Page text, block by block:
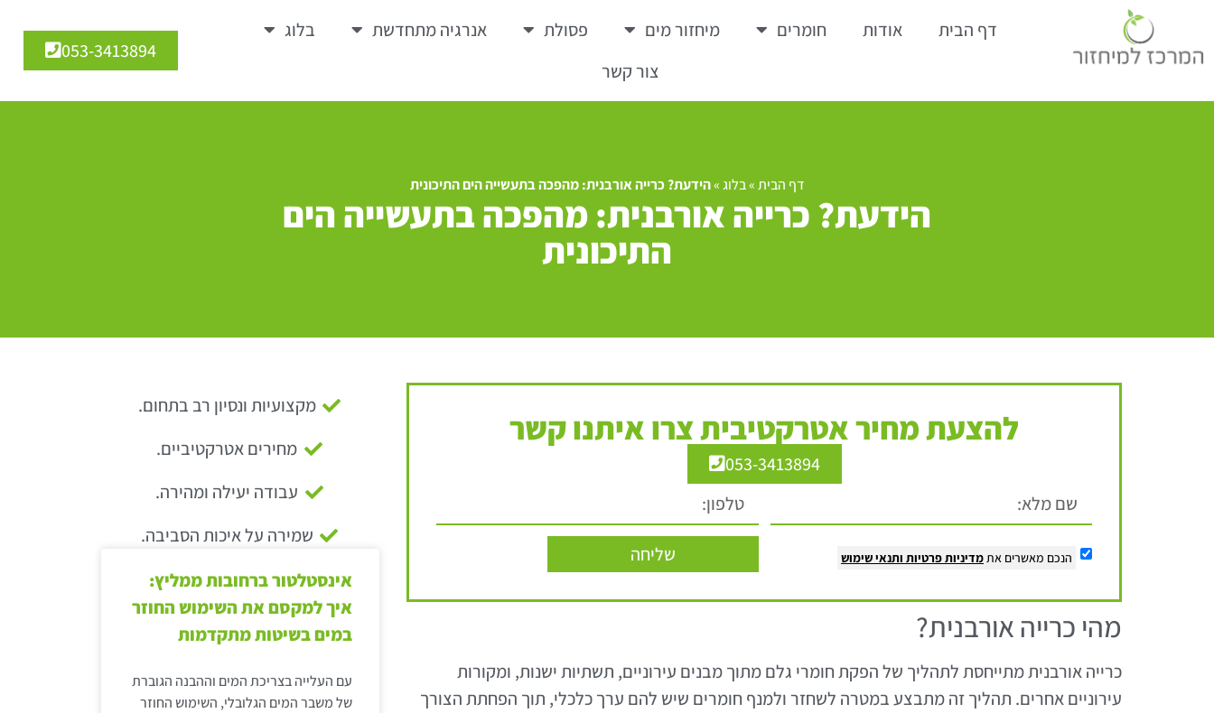
דף הבית אודות חומרים מיחזור מים פסולת אנרגיה מתחדשת
בלוג
צור קשר
053-3413894
דף הבית»בלוג»הידעת? כרייה אורבנית: מהפכה בתעשייה הים התיכונית
הידעת? כרייה אורבנית: מהפכה בתעשייה הים
התיכונית
להצעת מחיר אטרקטיבית צרו איתנו קשר
053-3413894
הנכם מאשרים אתמדיניות פרטיות ותנאי שימוש שליחה
מהי כרייה אורבנית?
כרייה אורבנית מתייחסת לתהליך של הפקת חומרי גלם מתוך מבנים עירוניים, תשתיות ישנות, ומקורות
עירוניים אחרים. תהליך זה מתבצע במטרה לשחזר ולמנף חומרים שיש להם ערך כלכלי, תוך הפחתת הצורך
מקצועיות ונסיון רב בתחום.
מחירים אטרקטיביים.
עבודה יעילה ומהירה.
שמירה על איכות הסביבה.
אינסטלטור ברחובות ממליץ:
איך למקסם את השימוש החוזר
במים בשיטות מתקדמות
עם העלייה בצריכת המים וההבנה הגוברת
של משבר המים הגלובלי, השימוש החוזר